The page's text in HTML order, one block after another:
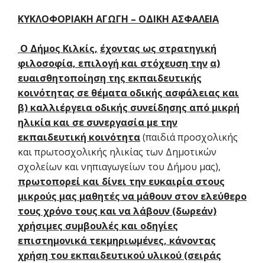
ΚΥΚΛΟΦΟΡΙΑΚΗ ΑΓΩΓΗ – ΟΔΙΚΗ ΑΣΦΑΛΕΙΑ
Ο Δήμος Κιλκίς, έχοντας ως στρατηγική
φιλοσοφία, επιλογή και στόχευση την α)
ευαισθητοποίηση της εκπαιδευτικής
κοινότητας σε θέματα οδικής ασφάλειας και
β) καλλιέργεια οδικής συνείδησης από μικρή
ηλικία και σε συνεργασία με την
εκπαιδευτική κοινότητα(παιδιά προσχολικής
και πρωτοσχολικής ηλικίας των Δημοτικών
σχολείων και νηπιαγωγείων του Δήμου μας),
πρωτοπορεί και δίνει την ευκαιρία στους
μικρούς μας μαθητές να μάθουν στον ελεύθερο
τους χρόνο τους και να λάβουν (δωρεάν)
χρήσιμες συμβουλές και οδηγίες
επιστημονικά τεκμηριωμένες, κάνοντας
χρήση του εκπαιδευτικού υλικού (σειράς